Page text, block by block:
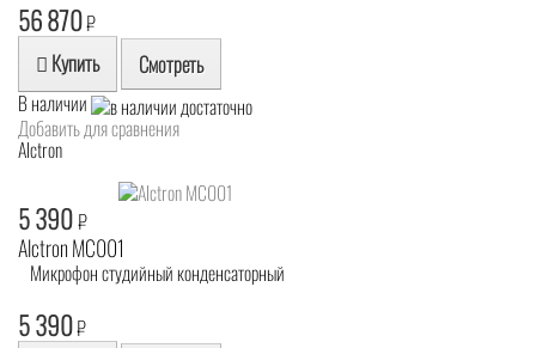
56 870₽
Купить Смотреть
В наличии
Добавить для сравнения
Alctron
5 390₽
Alctron MC001
Микрофон студийный конденсаторный
5 390₽